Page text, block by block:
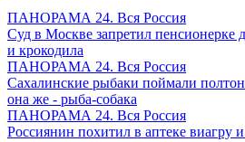
ПАНОРАМА 24. Вся Россия
Суд в Москве запретил пенсионерке
и крокодила
ПАНОРАМА 24. Вся Россия
Сахалинские рыбаки поймали
она же - рыба-собака
ПАНОРАМА 24. Вся Россия
Россиянин похитил в аптеке виагру